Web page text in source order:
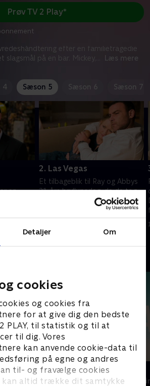
Detaljer Om
cookies
og cookies fra
for at give dig den bedste
PLAY, til statistik og til at
til dig. Vores
kan anvende cookie-data til
på egne og andres
til- og fravælge cookies
kan altid trække dit samtykke
efter en familietragedie
på en bar. Mickey,
Læs mere
Prøv TV 2 Play*
4 Sæson 5 Sæson 6 Sæson 7
en
gør
2. Las Vegas
Et tilbageblik til Ray og Abbys
21-års bryllupsdag, da de tog
til Vegas for at se Damons
første tv-transmitterede kamp.
Ray får en ny opgave.
1 sæsoner
The Au Pair
Krimi &